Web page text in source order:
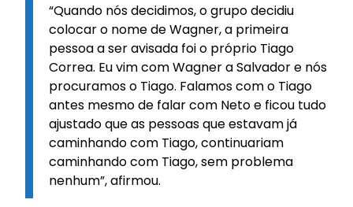
“Quando nós decidimos, o grupo decidiu
colocar o nome de Wagner, a primeira
pessoa a ser avisada foi o próprio Tiago
Correa. Eu vim com Wagner a Salvador e nós
procuramos o Tiago. Falamos com o Tiago
antes mesmo de falar com Neto e ficou tudo
ajustado que as pessoas que estavam já
caminhando com Tiago, continuariam
caminhando com Tiago, sem problema
nenhum”, afirmou.